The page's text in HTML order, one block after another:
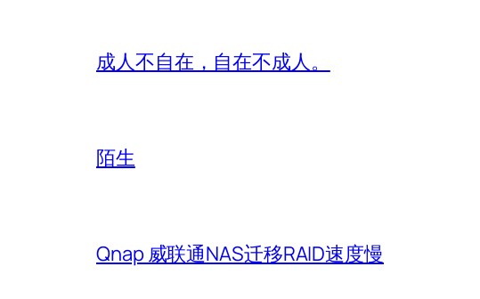
成人不自在，自在不成人。
陌生
Qnap 威联通NAS迁移RAID速度慢